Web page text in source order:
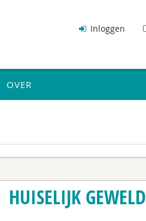
Inloggen
OVER
HUISELIJK GEWELD